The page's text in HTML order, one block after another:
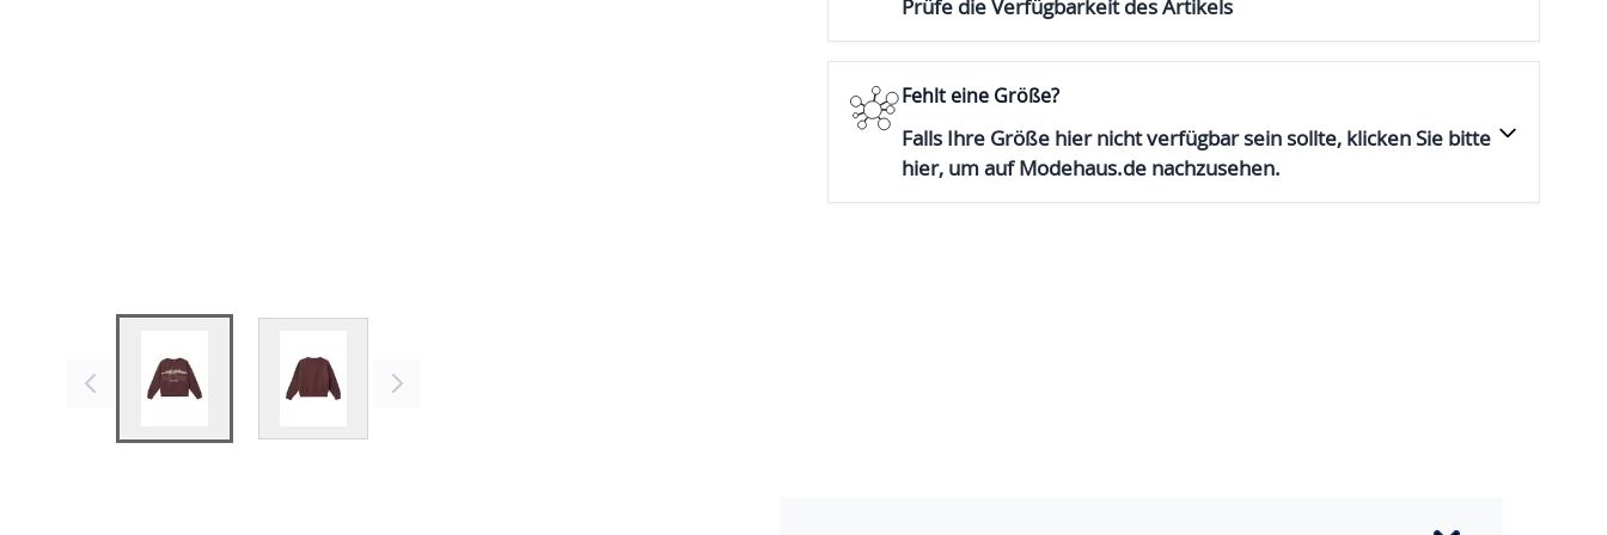
View larger image
Prüfe die Verfügbarkeit des Artikels
Fehlt eine Größe?
Falls Ihre Größe hier nicht verfügbar sein sollte, klicken Sie bitte
hier, um auf Modehaus.de nachzusehen.